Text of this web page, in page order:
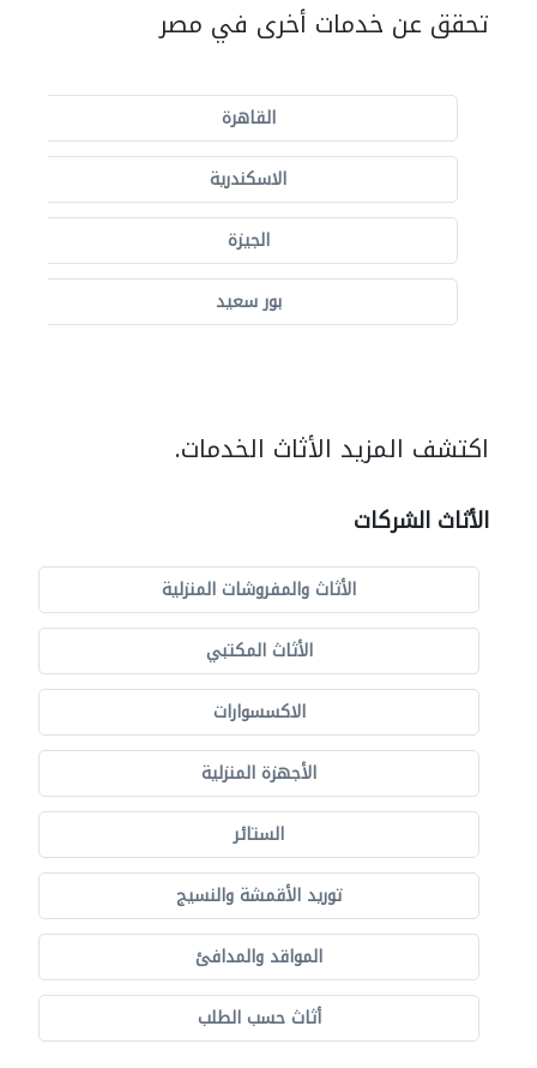
تحقق عن خدمات أخرى في مصر
القاهرة
الاسكندرية
الجيزة
بور سعيد
اكتشف المزيد الأثاث الخدمات.
الأثاث الشركات
الأثاث والمفروشات المنزلية
الأثاث المكتبي
الاكسسوارات
الأجهزة المنزلية
الستائر
توريد الأقمشة والنسيج
المواقد والمدافئ
أثاث حسب الطلب